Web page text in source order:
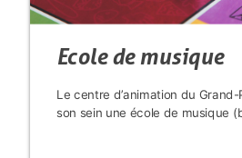
Ecole de musique
Le centre d’animation du
son sein une école de musique